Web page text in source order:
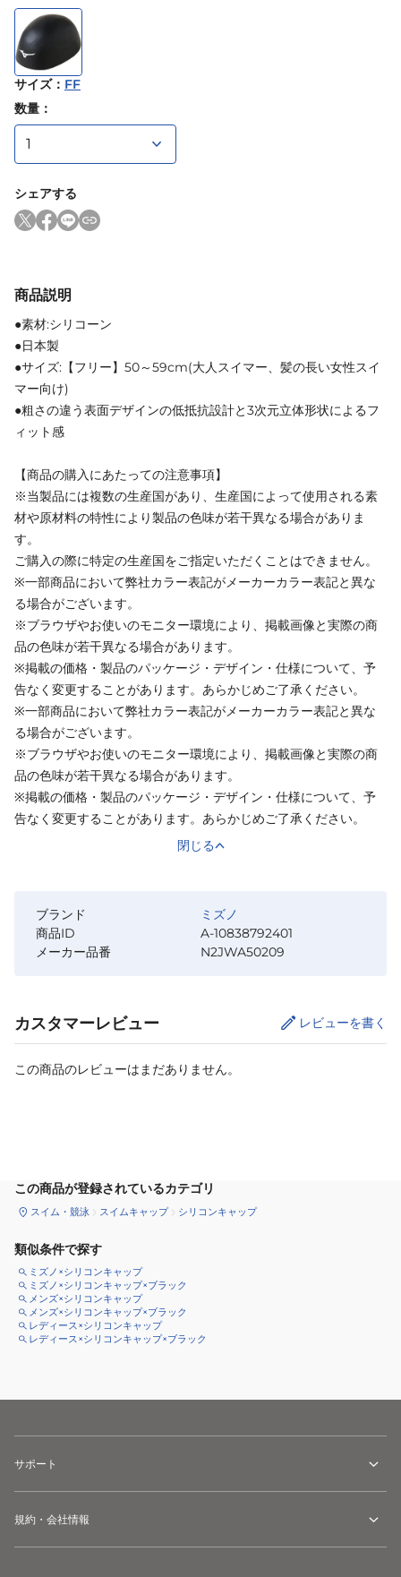
サイズ： FF
数量：
シェアする
商品説明
●素材:シリコーン
●日本製
●サイズ:【フリー】50～59cm(大人スイマー、髪の長い女性スイ
マー向け)
●粗さの違う表面デザインの低抵抗設計と3次元立体形状によるフ
ィット感
【商品の購入にあたっての注意事項】
※当製品には複数の生産国があり、生産国によって使用される素
材や原材料の特性により製品の色味が若干異なる場合がありま
す。
ご購入の際に特定の生産国をご指定いただくことはできません。
※一部商品において弊社カラー表記がメーカーカラー表記と異な
る場合がございます。
※ブラウザやお使いのモニター環境により、掲載画像と実際の商
品の色味が若干異なる場合があります。
※掲載の価格・製品のパッケージ・デザイン・仕様について、予
告なく変更することがあります。あらかじめご了承ください。
※一部商品において弊社カラー表記がメーカーカラー表記と異な
る場合がございます。
※ブラウザやお使いのモニター環境により、掲載画像と実際の商
品の色味が若干異なる場合があります。
※掲載の価格・製品のパッケージ・デザイン・仕様について、予
告なく変更することがあります。あらかじめご了承ください。
閉じる
ブランド
ミズノ
商品ID
A-10838792401
メーカー品番
N2JWA50209
カスタマーレビュー レビューを書く
この商品のレビューはまだありません。
この商品が登録されているカテゴリ
スイム・競泳 スイムキャップ シリコンキャップ
類似条件で探す
ミズノ×シリコンキャップ
ミズノ×シリコンキャップ×ブラック
メンズ×シリコンキャップ
メンズ×シリコンキャップ×ブラック
レディース×シリコンキャップ
レディース×シリコンキャップ×ブラック
サポート
規約・会社情報